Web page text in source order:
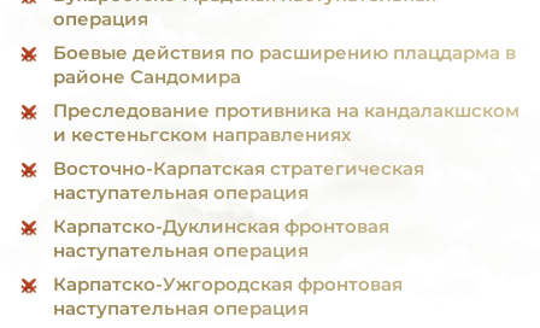
операция
Боевые действия по расширению плацдарма в
районе Сандомира
Преследование противника на кандалакшском
и кестеньгском направлениях
Восточно-Карпатская стратегическая
наступательная операция
Карпатско-Дуклинская фронтовая
наступательная операция
Карпатско-Ужгородская фронтовая
наступательная операция